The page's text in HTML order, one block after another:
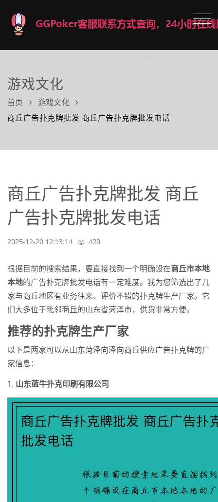
游戏文化
首页
游戏文化
商丘广告扑克牌批发 商丘广告扑克牌批发电话
商丘广告扑克牌批发 商丘
广告扑克牌批发电话
2025-12-20 12:13:14 420
根据目前的搜索结果，要直接找到一个明确设在商丘市本地
本地的广告扑克牌批发电话有一定难度。我为您筛选出了几
家与商丘地区有业务往来、评价不错的扑克牌生产厂家。它
们大多位于毗邻商丘的山东省菏泽市，供货非常方便。
推荐的扑克牌生产厂家
以下是两家可以从山东菏泽向泽向商丘供应广告扑克牌的厂
家信息：
1. 山东蓝牛扑克印刷有限公司